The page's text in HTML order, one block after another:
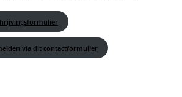
via dit contactformulier